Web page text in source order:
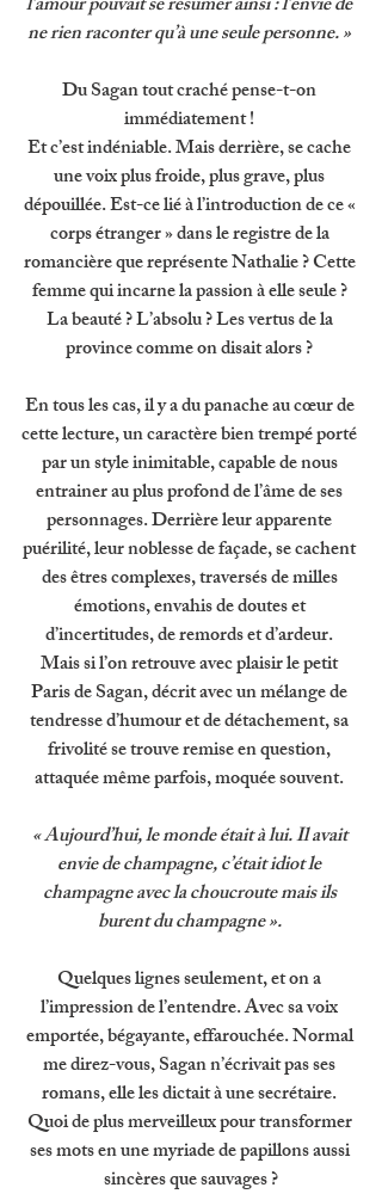
ne rien raconter qu’à une seule personne. »
Du Sagan tout craché pense-t-on
immédiatement !
Et c’est indéniable. Mais derrière, se cache
une voix plus froide, plus grave, plus
dépouillée. Est-ce lié à l’introduction de ce «
corps étranger » dans le registre de la
romancière que représente Nathalie ? Cette
femme qui incarne la passion à elle seule ?
La beauté ? L’absolu ? Les vertus de la
province comme on disait alors ?
En tous les cas, il y a du panache au cœur de
cette lecture, un caractère bien trempé porté
par un style inimitable, capable de nous
entrainer au plus profond de l’âme de ses
personnages. Derrière leur apparente
puérilité, leur noblesse de façade, se cachent
des êtres complexes, traversés de milles
émotions, envahis de doutes et
d’incertitudes, de remords et d’ardeur.
Mais si l’on retrouve avec plaisir le petit
Paris de Sagan, décrit avec un mélange de
tendresse d’humour et de détachement, sa
frivolité se trouve remise en question,
attaquée même parfois, moquée souvent.
« Aujourd’hui, le monde était à lui. Il avait
envie de champagne, c’était idiot le
champagne avec la choucroute mais ils
burent du champagne ».
Quelques lignes seulement, et on a
l’impression de l’entendre. Avec sa voix
emportée, bégayante, effarouchée. Normal
me direz-vous, Sagan n’écrivait pas ses
romans, elle les dictait à une secrétaire.
Quoi de plus merveilleux pour transformer
ses mots en une myriade de papillons aussi
sincères que sauvages ?